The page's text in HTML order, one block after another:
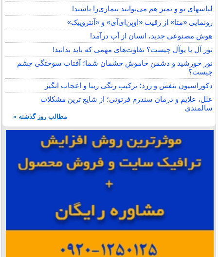
لباس‎های نو و تمیز هم می‌توانند بیماری‌زا باشند!
رونمایی «متا» از رقیب «اوپن‌ای‌آی» و «آنتروپیک»
هوش مصنوعی جدید، انسان از آب درآمد!
تور آل یا یوآل چیست؟ تفاوت‌های مهمی که باید بدانید!
نور خورشید و دشمن خاموش چشمان شما؛ آفتاب سوختگی چشم
چیست؟
دکوراسیون بنفش و زرد؛ ترکیب رنگی زیبا و اعجاب انگیز
علل، علایم و درمان سندرم فرتوتی؛ از شایع ترین مشکلات
سالمندی
مطالب روز گذشته »